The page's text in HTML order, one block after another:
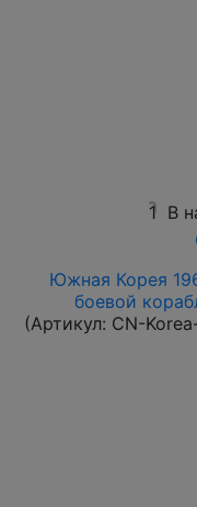
1 В
Южная Корея
боевой
(Артикул: CN-